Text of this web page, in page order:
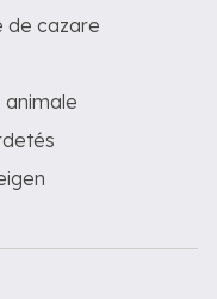
de cazare
animale